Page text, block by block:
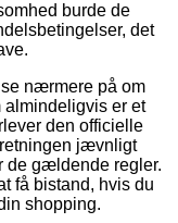
burde de
det
nærmere på om
er et
den officielle
jævnligt
de gældende regler.
få bistand, hvis du
shopping.